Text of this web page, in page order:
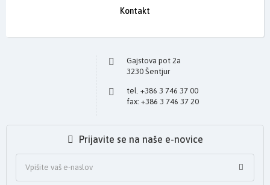
Kontakt
Gajstova pot 2a
3230 Šentjur
tel. +386 3 746 37 00
fax: +386 3 746 37 20
Prijavite se na naše e-novice